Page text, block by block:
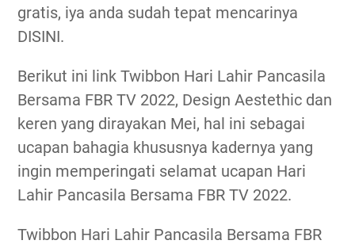
gratis, iya anda sudah tepat mencarinya
DISINI.
Berikut ini link Twibbon Hari Lahir Pancasila
Bersama FBR TV 2022, Design Aestethic dan
keren yang dirayakan Mei, hal ini sebagai
ucapan bahagia khususnya kadernya yang
ingin memperingati selamat ucapan Hari
Lahir Pancasila Bersama FBR TV 2022.
Twibbon Hari Lahir Pancasila Bersama FBR